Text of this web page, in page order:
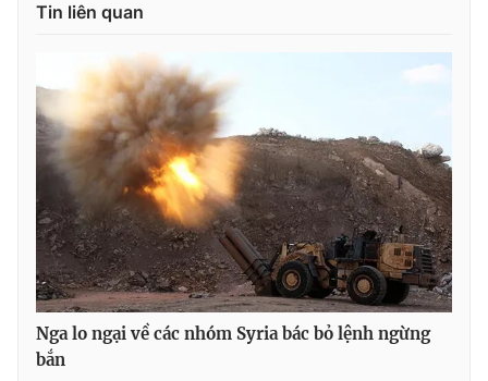
VTV Money
VTV Sức khoẻ Bất động sản
Thị trường 24h Tấm lòng Việt
VTV4 Vươn mình bằng AI
VTV9
Tin liên quan
Nga lo ngại về các nhóm Syria bác bỏ lệnh ngừng
bắn